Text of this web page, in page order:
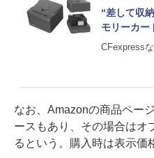
“差して収
モリーカー
CFexpress
なお、Amazonの商品ペー
ースもあり、その場合はオ
るという。購入時は表示価